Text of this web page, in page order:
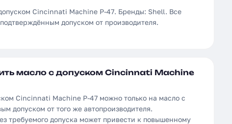
Cincinnati Machine P-47. Бренды: Shell. Все
допуском от производителя.
масло с допуском Cincinnati Machine
Cincinnati Machine P-47 можно только на масло с
допуском от того же автопроизводителя.
требуемого допуска может привести к повышенному